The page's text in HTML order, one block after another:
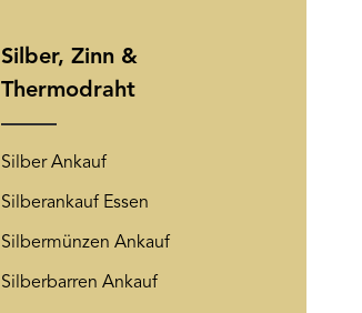
Silber, Zinn &
Thermodraht
Silber Ankauf
Silberankauf Essen
Silbermünzen Ankauf
Silberbarren Ankauf